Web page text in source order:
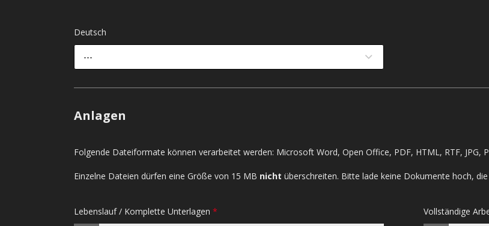
Deutsch
---
Anlagen
Folgende Dateiformate können verarbeitet werden: Microsoft Word, Open Office, PDF, HTML, RTF, JPG,
Einzelne Dateien dürfen eine Größe von 15 MB nicht überschreiten. Bitte lade keine Dokumente hoch,
Lebenslauf / Komplette Unterlagen * Vollständige